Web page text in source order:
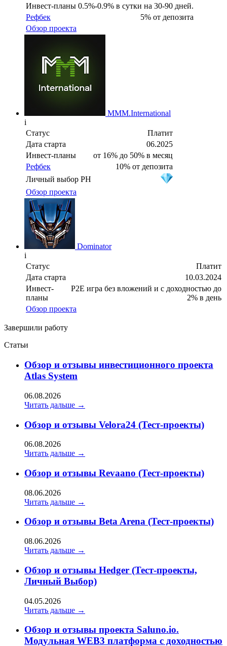
Инвест-планы 0.5%-0.9% в сутки на 30-90 дней.
Рефбек
5% от депозита
Обзор проекта
MMM.International
i
Статус
Платит
Дата старта
06.2025
Инвест-планы
от 16% до 50% в месяц
Рефбек
10% от депозита
Личный выбор PH
Обзор проекта
Dominator
i
Статус
Платит
Дата старта
10.03.2024
Инвест-
планы
P2E игра без вложений и с доходностью до
2% в день
Обзор проекта
Завершили работу
Статьи
Oбзор и отзывы инвестиционного проекта
Atlas System
06.08.2026
Читать дальше →
Обзор и отзывы Velora24 (Тест-проекты)
06.08.2026
Читать дальше →
Обзор и отзывы Revaano (Тест-проекты)
08.06.2026
Читать дальше →
Обзор и отзывы Beta Arena (Тест-проекты)
08.06.2026
Читать дальше →
Обзор и отзывы Hedger (Тест-проекты,
Личный Выбор)
04.05.2026
Читать дальше →
Обзор и отзывы проекта Saluno.io.
Модульная WEB3 платформа с доходностью